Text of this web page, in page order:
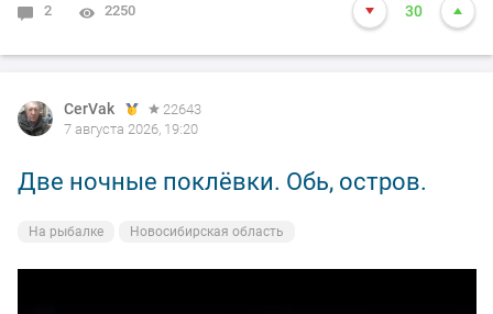
2 2250 30
CerVak
22643
7 августа 2026, 19:20
Две ночные поклёвки. Обь, остров.
На рыбалке Новосибирская область